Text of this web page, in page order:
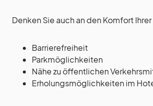
Denken Sie auch an den Komfort
Barrierefreiheit
Parkmöglichkeiten
Nähe zu öffentlichen
Erholungsmöglichkeiten im